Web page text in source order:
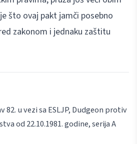
što ovaj pakt jamči posebno
zakonom i jednaku zaštitu
82. u vezi sa ESLJP, Dudgeon protiv
od 22.10.1981. godine, serija A